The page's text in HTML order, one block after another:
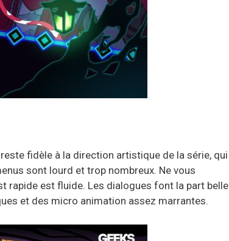
fidèle à la direction artistique de la série, qui
sont lourd et trop nombreux. Ne vous
rapide est fluide. Les dialogues font la part belle
et des micro animation assez marrantes.